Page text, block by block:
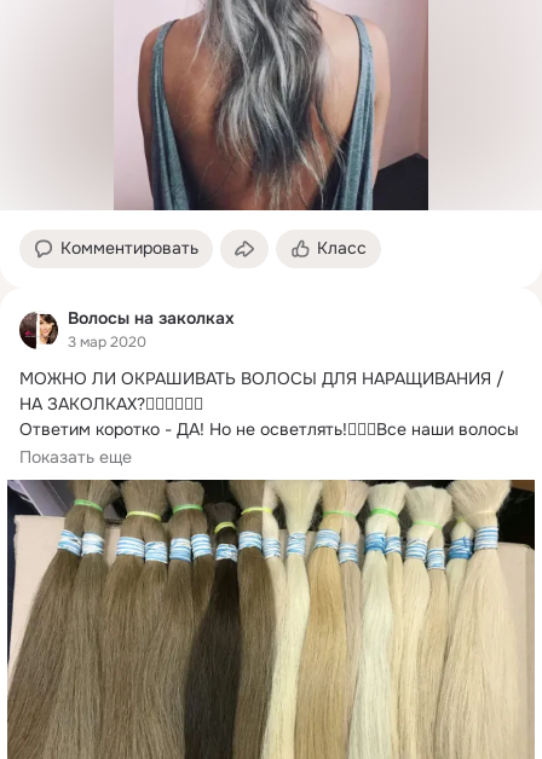
Комментировать Класс
Волосы на заколках
3 мар 2020
МОЖНО ЛИ ОКРАШИВАТЬ ВОЛОСЫ ДЛЯ НАРАЩИВАНИЯ /
НА ЗАКОЛКАХ?👇🏼👇🏼👇🏼
Ответим коротко - ДА! Но не осветлять!🙅🏼‍♀Все наши волосы
уже...
Показать еще